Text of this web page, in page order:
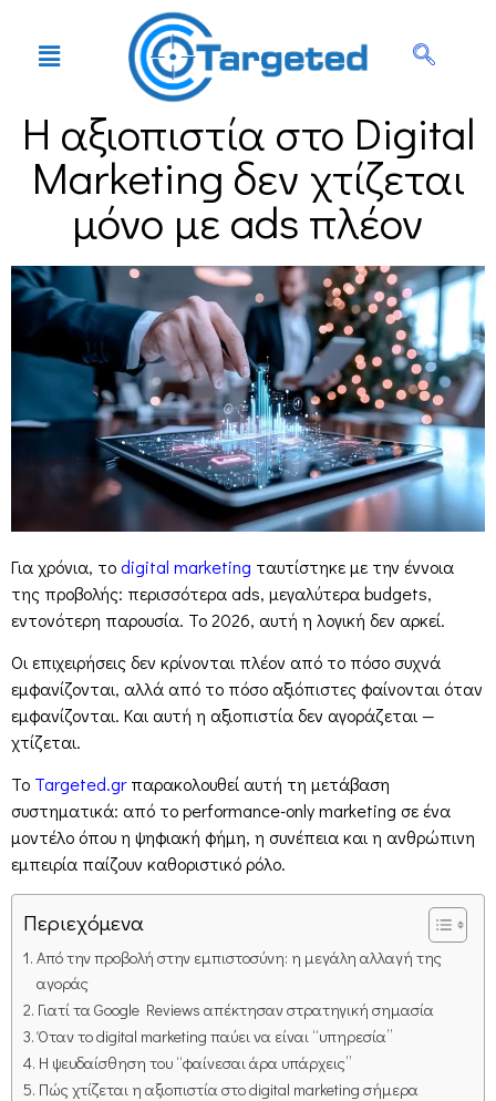
Η αξιοπιστία στο Digital
Marketing δεν χτίζεται
μόνο με ads πλέον
Για χρόνια, το digital marketing ταυτίστηκε με την έννοια
της προβολής: περισσότερα ads, μεγαλύτερα budgets,
εντονότερη παρουσία. Το 2026, αυτή η λογική δεν αρκεί.
Οι επιχειρήσεις δεν κρίνονται πλέον από το πόσο συχνά
εμφανίζονται, αλλά από το πόσο αξιόπιστες φαίνονται όταν
εμφανίζονται. Και αυτή η αξιοπιστία δεν αγοράζεται —
χτίζεται.
Το Targeted.grπαρακολουθεί αυτή τη μετάβαση
συστηματικά: από το performance-only marketing σε ένα
μοντέλο όπου η ψηφιακή φήμη, η συνέπεια και η ανθρώπινη
εμπειρία παίζουν καθοριστικό ρόλο.
Περιεχόμενα
Από την προβολή στην εμπιστοσύνη: η μεγάλη αλλαγή της
αγοράς
Γιατί τα Google Reviews απέκτησαν στρατηγική σημασία
Όταν το digital marketing παύει να είναι “υπηρεσία”
Η ψευδαίσθηση του “φαίνεσαι άρα υπάρχεις”
Πώς χτίζεται η αξιοπιστία στο digital marketing σήμερα